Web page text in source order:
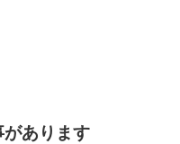
あります